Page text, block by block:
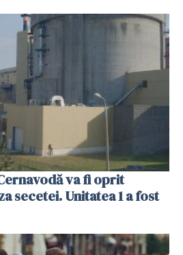
va fi oprit
secetei. Unitatea 1 a fost